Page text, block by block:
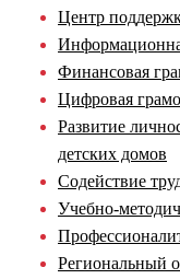
Центр
Финансовая
Цифровая
Развитие
детских домов
Содействие
Учебно-
Региональный